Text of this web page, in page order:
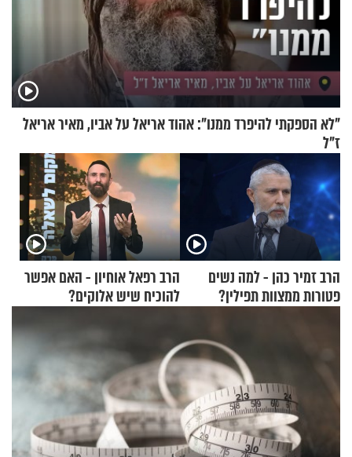
"לא הספקתי להיפרד ממנו": אהוד אריאל על אביו, מאיר אריאל
ז"ל
הרב זמיר כהן - למה נשים
פטורות ממצוות תפילין?
הרב רפאל אוחיון - האם אפשר
להוכיח שיש אלוקים?